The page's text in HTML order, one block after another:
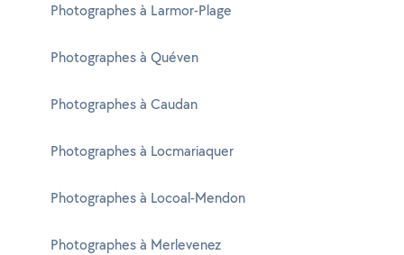
Photographes à Larmor-Plage
Photographes à Quéven
Photographes à Caudan
Photographes à Locmariaquer
Photographes à Locoal-Mendon
Photographes à Merlevenez